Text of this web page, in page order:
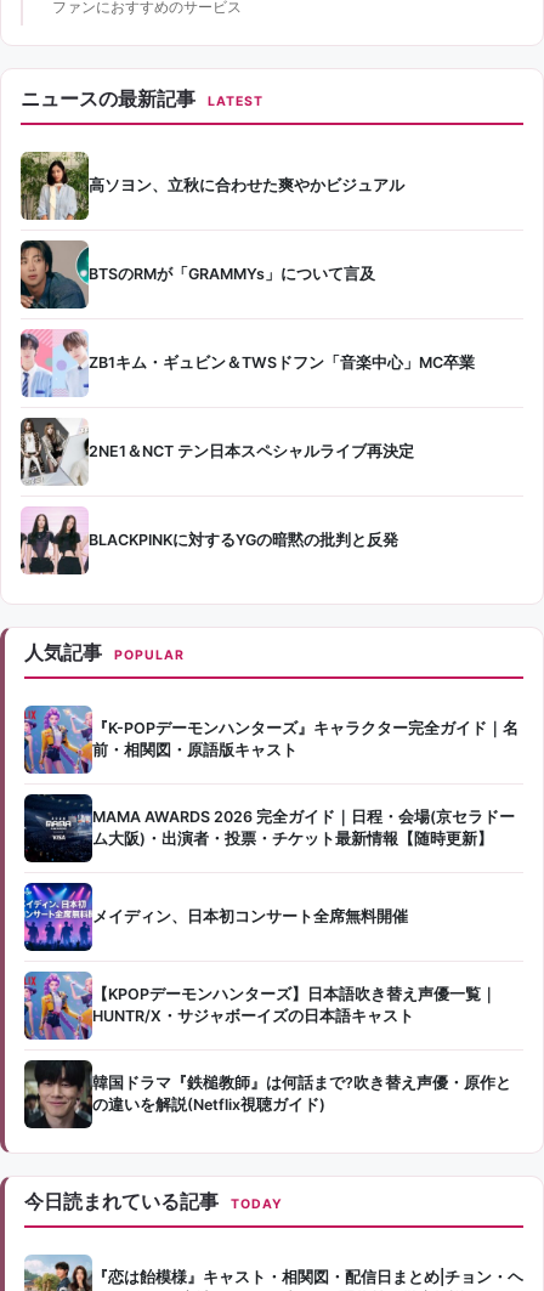
ファンにおすすめのサービス
ニュースの最新記事 LATEST
高ソヨン、立秋に合わせた爽やかビジュアル
BTSのRMが「GRAMMYs」について言及
ZB1キム・ギュビン＆TWSドフン「音楽中心」MC卒業
2NE1＆NCT テン日本スペシャルライブ再決定
BLACKPINKに対するYGの暗黙の批判と反発
人気記事 POPULAR
『K-POPデーモンハンターズ』キャラクター完全ガイド｜名
前・相関図・原語版キャスト
MAMA AWARDS 2026 完全ガイド｜日程・会場(京セラドー
ム大阪)・出演者・投票・チケット最新情報【随時更新】
メイディン、日本初コンサート全席無料開催
【KPOPデーモンハンターズ】日本語吹き替え声優一覧｜
HUNTR/X・サジャボーイズの日本語キャスト
韓国ドラマ『鉄槌教師』は何話まで?吹き替え声優・原作と
の違いを解説(Netflix視聴ガイド)
今日読まれている記事 TODAY
『恋は飴模様』キャスト・相関図・配信日まとめ|チョン・ヘ